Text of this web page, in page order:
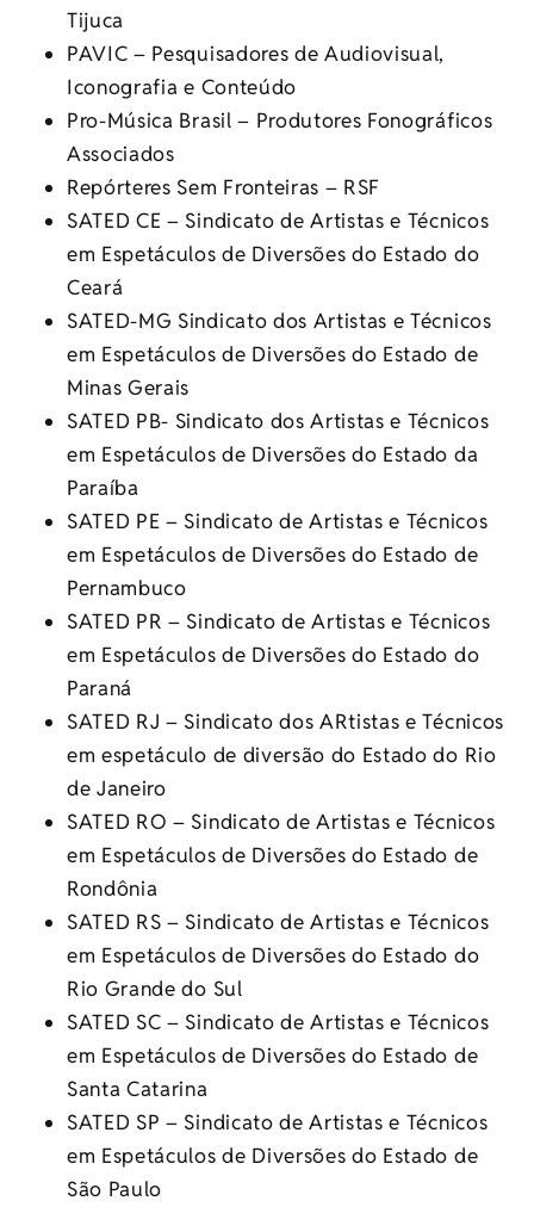
Tijuca
PAVIC – Pesquisadores de Audiovisual,
Iconografia e Conteúdo
Pro-Música Brasil – Produtores Fonográficos
Associados
Repórteres Sem Fronteiras – RSF
SATED CE – Sindicato de Artistas e Técnicos
em Espetáculos de Diversões do Estado do
Ceará
SATED-MG Sindicato dos Artistas e Técnicos
em Espetáculos de Diversões do Estado de
Minas Gerais
SATED PB- Sindicato dos Artistas e Técnicos
em Espetáculos de Diversões do Estado da
Paraíba
SATED PE – Sindicato de Artistas e Técnicos
em Espetáculos de Diversões do Estado de
Pernambuco
SATED PR – Sindicato de Artistas e Técnicos
em Espetáculos de Diversões do Estado do
Paraná
SATED RJ – Sindicato dos ARtistas e Técnicos
em espetáculo de diversão do Estado do Rio
de Janeiro
SATED RO – Sindicato de Artistas e Técnicos
em Espetáculos de Diversões do Estado de
Rondônia
SATED RS – Sindicato de Artistas e Técnicos
em Espetáculos de Diversões do Estado do
Rio Grande do Sul
SATED SC – Sindicato de Artistas e Técnicos
em Espetáculos de Diversões do Estado de
Santa Catarina
SATED SP – Sindicato de Artistas e Técnicos
em Espetáculos de Diversões do Estado de
São Paulo